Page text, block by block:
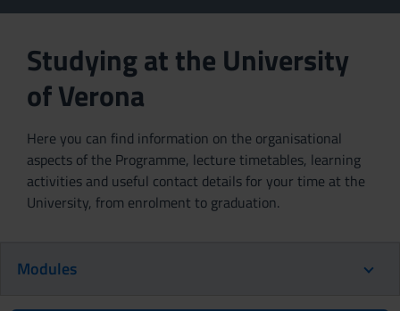
Studying at the University
of Verona
Here you can find information on the organisational
aspects of the Programme, lecture timetables, learning
activities and useful contact details for your time at the
University, from enrolment to graduation.
Modules